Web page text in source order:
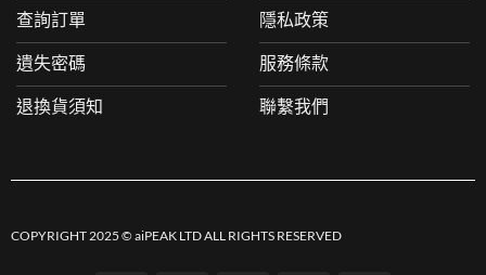
查詢訂單
遺失密碼
退換貨須知
隱私政策
服務條款
聯繫我們
COPYRIGHT 2025 © aiPEAK LTD ALL RIGHTS RESERVED